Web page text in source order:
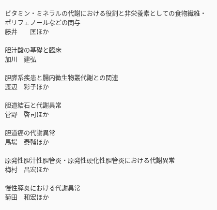
ビタミン・ミネラルの代謝における役割と非栄養素としての食物繊維・
ポリフェノールなどの関与
藤井 匡ほか
胆汁酸の基礎と臨床
加川 建弘
胆膵系疾患と腸内微生物叢代謝との関連
渡辺 彩子ほか
胆道結石と代謝異常
菅野 啓司ほか
胆道癌の代謝異常
馬場 泰輔ほか
原発性胆汁性胆管炎・原発性硬化性胆管炎における代謝異常
梅村 昌宏ほか
慢性膵炎における代謝異常
菊田 和宏ほか